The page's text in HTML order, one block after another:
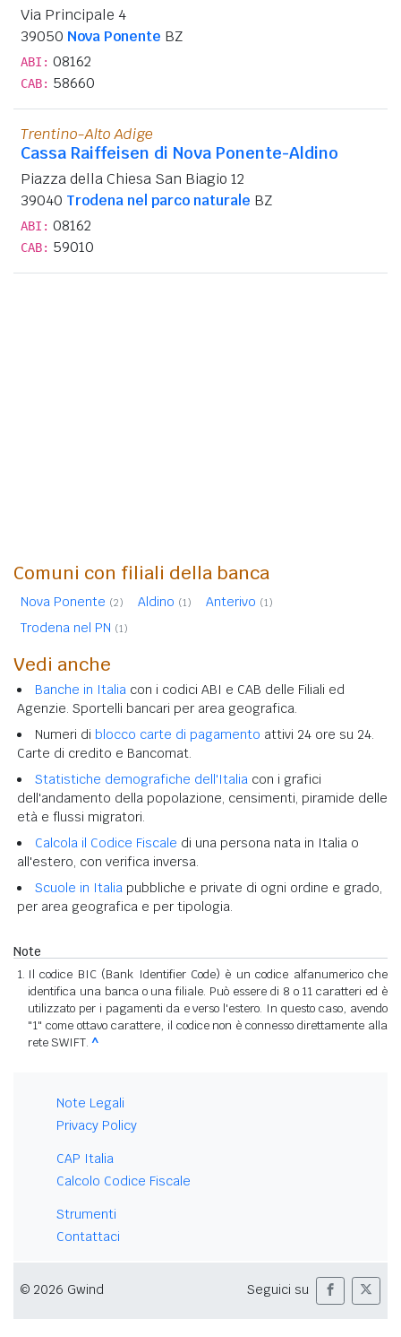
Via Principale 4
39050 Nova Ponente BZ
ABI: 08162
CAB: 58660
Trentino-Alto Adige
Cassa Raiffeisen di Nova Ponente-Aldino
Piazza della Chiesa San Biagio 12
39040 Trodena nel parco naturale BZ
ABI: 08162
CAB: 59010
Comuni con filiali della banca
Nova Ponente (2) Aldino (1) Anterivo (1)
Trodena nel PN (1)
Vedi anche
Banche in Italia con i codici ABI e CAB delle Filiali ed
Agenzie. Sportelli bancari per area geografica.
Numeri di blocco carte di pagamento attivi 24 ore su 24.
Carte di credito e Bancomat.
Statistiche demografiche dell'Italia con i grafici
dell'andamento della popolazione, censimenti, piramide delle
età e flussi migratori.
Calcola il Codice Fiscale di una persona nata in Italia o
all'estero, con verifica inversa.
Scuole in Italia pubbliche e private di ogni ordine e grado,
per area geografica e per tipologia.
Note
Il codice BIC (Bank Identifier Code) è un codice alfanumerico che
identifica una banca o una filiale. Può essere di 8 o 11 caratteri ed è
utilizzato per i pagamenti da e verso l'estero. In questo caso, avendo
"1" come ottavo carattere, il codice non è connesso direttamente alla
rete SWIFT. ^
Note Legali
Privacy Policy
CAP Italia
Calcolo Codice Fiscale
Strumenti
Contattaci
© 2026 Gwind Seguici su